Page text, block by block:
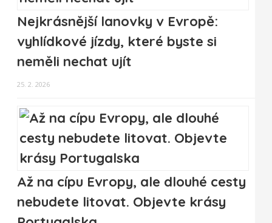
Nejkrásnější lanovky v Evropě:
vyhlídkové jízdy, které byste si
neměli nechat ujít
25. 2. 2026
Až na cípu Evropy, ale dlouhé cesty
nebudete litovat. Objevte krásy